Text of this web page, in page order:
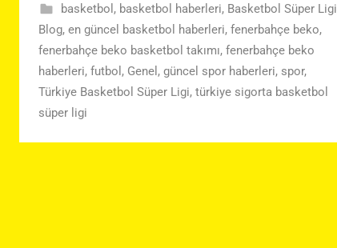
basketbol , basketbol haberleri, Basketbol Süper Ligi
Blog, en güncel basketbol haberleri, fenerbahçe beko,
fenerbahçe beko basketbol takımı, fenerbahçe beko
haberleri, futbol , Genel , güncel spor haberleri, spor,
Türkiye Basketbol Süper Ligi, türkiye sigorta basketbol
süper ligi